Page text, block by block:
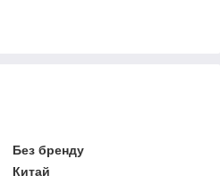
Без бренду
Китай